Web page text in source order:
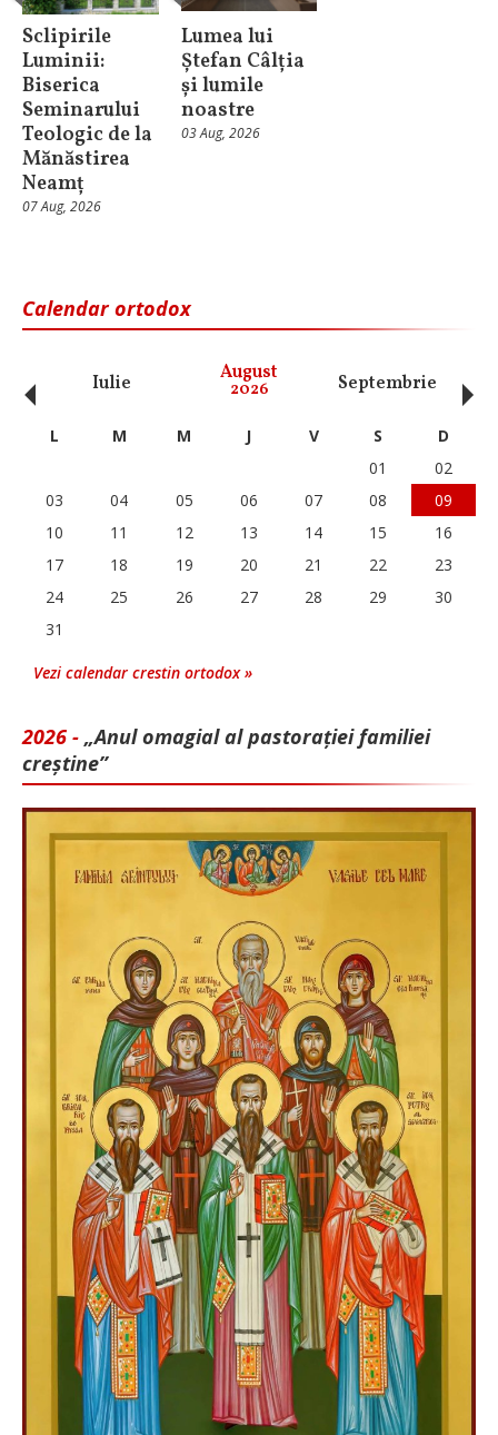
Sclipirile
Luminii:
Biserica
Seminarului
Teologic de la
Mănăstirea
Neamț
07 Aug, 2026
Lumea lui
Ștefan Câlția
și lumile
noastre
03 Aug, 2026
Calendar ortodox
Iulie August
2026 Septembrie
‹ L M M J V S
D
01
02
03
04 05 06 07 08
09
10
11 12 13 14 15
16
17
18 19 20 21 22
23
24
25 26 27 28 29
30
31
Vezi calendar crestin ortodox »
2026 - „Anul omagial al pastorației familiei
creștine”